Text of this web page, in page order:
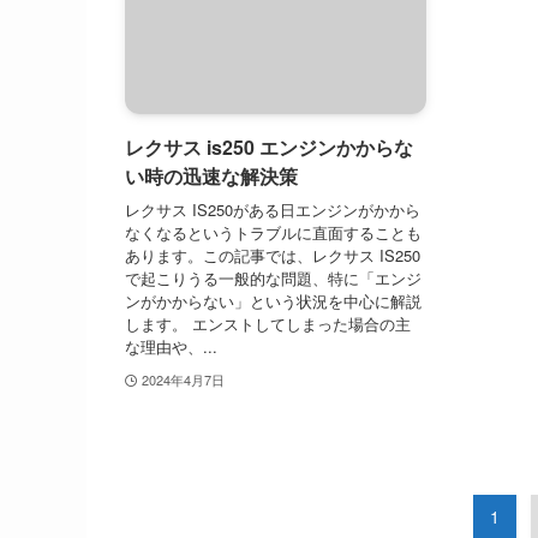
レクサス is250 エンジンかからな
い時の迅速な解決策
レクサス IS250がある日エンジンがかから
なくなるというトラブルに直面することも
あります。この記事では、レクサス IS250
で起こりうる一般的な問題、特に「エンジ
ンがかからない」という状況を中心に解説
します。 エンストしてしまった場合の主
な理由や、...
2024年4月7日
1